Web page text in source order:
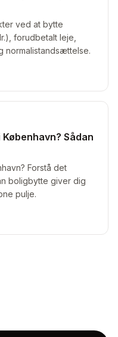
ved at bytte
forudbetalt leje,
normalistandsættelse.
Sådan
Forstå det
boligbytte giver dig
pulje.